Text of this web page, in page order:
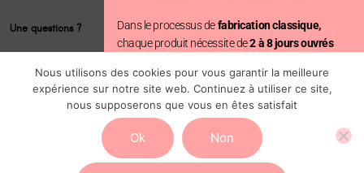
Une questions ?
Instagram @Cofinparis
Nous utilisons des cookies pour vous garantir la meilleure
expérience sur notre site web. Continuez à utiliser ce site,
nous supposerons que vous en êtes satisfait
Ok Non
Dans le processus defabrication classique,
chaque produit nécessite de2 à 8 jours ouvrés
En revanche, avec lafabrication prioritaire, votre
commande est traitée en seulement2 jours
ouvrés, suivi de l’expédition.
Vous pouvez ajouter cette option au moment du